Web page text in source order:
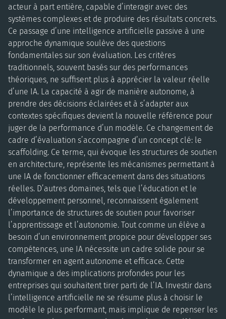
acteur à part entière, capable d’interagir avec des
systèmes complexes et de produire des résultats concrets.
Ce passage d’une intelligence artificielle passive à une
approche dynamique soulève des questions
fondamentales sur son évaluation. Les critères
traditionnels, souvent basés sur des performances
théoriques, ne suffisent plus à apprécier la valeur réelle
d’une IA. La capacité à agir de manière autonome, à
prendre des décisions éclairées et à s’adapter aux
contextes spécifiques devient la nouvelle référence pour
juger de la performance d’un modèle. Ce changement de
cadre d’évaluation s’accompagne d’un concept clé: le
scaffolding. Ce terme, qui évoque les structures de soutien
en architecture, représente les mécanismes permettant à
une IA de fonctionner efficacement dans des situations
réelles. D’autres domaines, tels que l’éducation et le
développement personnel, reconnaissent également
l’importance de structures de soutien pour favoriser
l’apprentissage et l’autonomie. Tout comme un élève a
besoin d’un environnement propice pour développer ses
compétences, une IA nécessite un cadre solide pour se
transformer en agent autonome et efficace. Cette
dynamique a des implications profondes pour les
entreprises qui souhaitent tirer parti de l’IA. Investir dans
l’intelligence artificielle ne se résume plus à choisir le
modèle le plus performant, mais implique de repenser les